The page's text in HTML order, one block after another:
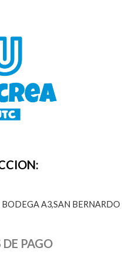
A3,SAN BERNARDO
PAGO